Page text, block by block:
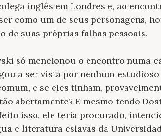
inglês em Londres e, ao
como um de seus personagens,
de suas próprias falhas pessoais.
só mencionou o encontro numa
a ser vista por nenhum
e se eles tinham,
abertamente? E mesmo tendo
isso, ele teria procurado,
e literatura eslavas da